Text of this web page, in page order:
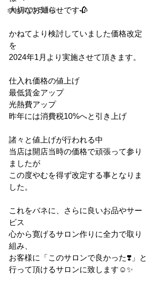
shigaLOVE通信
大切なお知らせです🥀
かねてより検討していました価格改定
を
2024年1月より実施させて頂きます。
仕入れ価格の値上げ
最低賃金アップ
光熱費アップ
昨年には消費税10%へと引き上げ
諸々と値上げが行われる中
当店は開店当時の価格で頑張って参り
ましたが
この度やむを得ず改定する事となりま
した。
これをバネに、さらに良いお品やサー
ビス
心から寛げるサロン作りに全力で取り
組み、
お客様に「このサロンで良かった❣️」と
行って頂けるサロンに致します☺️✨